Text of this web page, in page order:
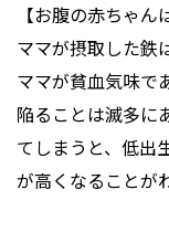
【お腹の赤ちゃ
ママが摂取した鉄
ママが貧血気味で
陥ることは滅多に
てしまうと、低出
が高くなることが